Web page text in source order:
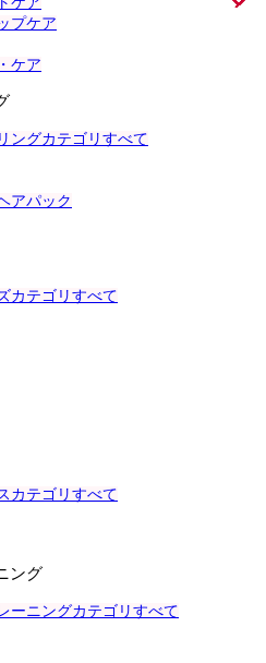
プケア
ケア
ングカテゴリすべて
アパック
カテゴリすべて
カテゴリすべて
ング
ーニングカテゴリすべて